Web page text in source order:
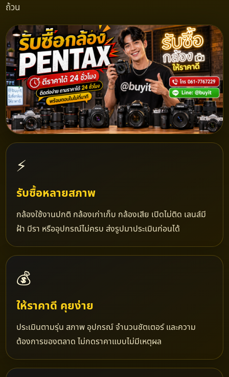
ถ้วน
⚡
รับซื้อหลายสภาพ
กล้องใช้งานปกติ กล้องเก่าเก็บ กล้องเสีย เปิดไม่ติด เลนส์มี
ฝ้า มีรา หรืออุปกรณ์ไม่ครบ ส่งรูปมาประเมินก่อนได้
💰
ให้ราคาดี คุยง่าย
ประเมินตามรุ่น สภาพ อุปกรณ์ จำนวนชัตเตอร์ และความ
ต้องการของตลาด ไม่กดราคาแบบไม่มีเหตุผล